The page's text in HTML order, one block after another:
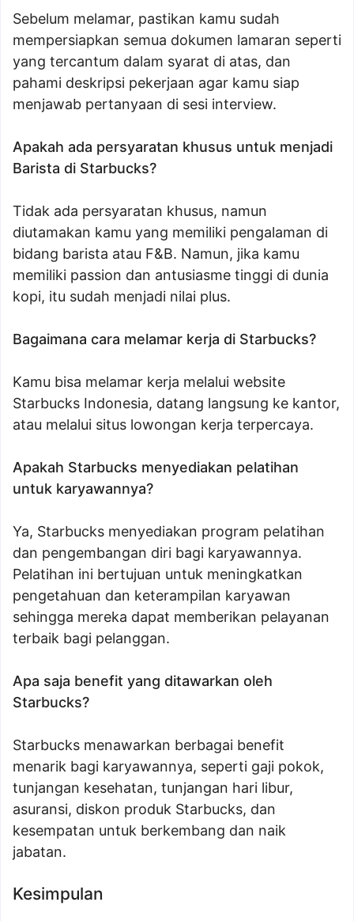
Sebelum melamar, pastikan kamu sudah
mempersiapkan semua dokumen lamaran seperti
yang tercantum dalam syarat di atas, dan
pahami deskripsi pekerjaan agar kamu siap
menjawab pertanyaan di sesi interview.
Apakah ada persyaratan khusus untuk menjadi
Barista di Starbucks?
Tidak ada persyaratan khusus, namun
diutamakan kamu yang memiliki pengalaman di
bidang barista atau F&B. Namun, jika kamu
memiliki passion dan antusiasme tinggi di dunia
kopi, itu sudah menjadi nilai plus.
Bagaimana cara melamar kerja di Starbucks?
Kamu bisa melamar kerja melalui website
Starbucks Indonesia, datang langsung ke kantor,
atau melalui situs lowongan kerja terpercaya.
Apakah Starbucks menyediakan pelatihan
untuk karyawannya?
Ya, Starbucks menyediakan program pelatihan
dan pengembangan diri bagi karyawannya.
Pelatihan ini bertujuan untuk meningkatkan
pengetahuan dan keterampilan karyawan
sehingga mereka dapat memberikan pelayanan
terbaik bagi pelanggan.
Apa saja benefit yang ditawarkan oleh
Starbucks?
Starbucks menawarkan berbagai benefit
menarik bagi karyawannya, seperti gaji pokok,
tunjangan kesehatan, tunjangan hari libur,
asuransi, diskon produk Starbucks, dan
kesempatan untuk berkembang dan naik
jabatan.
Kesimpulan